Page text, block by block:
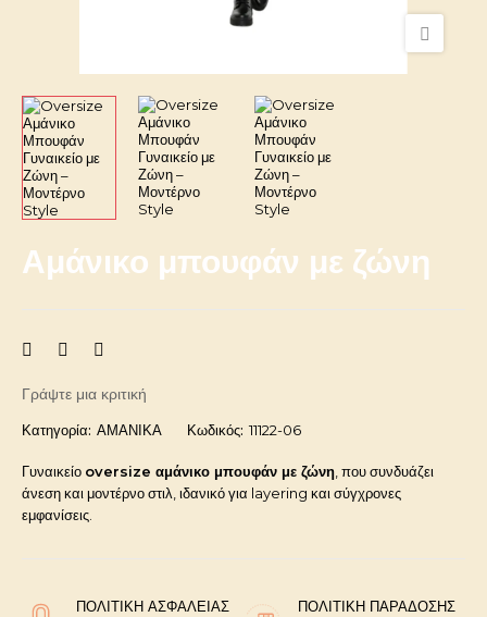
Αμάνικο μπουφάν με ζώνη
Γράψτε μια κριτική
Κατηγορία: ΑΜΑΝΙΚΑ Κωδικός: 11122-06
Γυναικείο oversize αμάνικο μπουφάν με ζώνη, που συνδυάζει
άνεση και μοντέρνο στιλ, ιδανικό για layering και σύγχρονες
εμφανίσεις.
ΠΟΛΙΤΙΚΉ ΑΣΦΑΛΕΊΑΣ
ΠΟΛΙΤΙΚΉ ΠΑΡΆΔΟΣΗΣ